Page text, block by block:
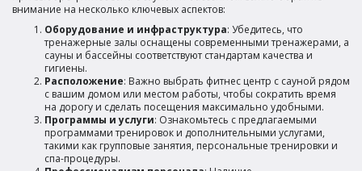
внимание на несколько ключевых аспектов:
Оборудование и инфраструктура: Убедитесь, что
тренажерные залы оснащены современными тренажерами, а
сауны и бассейны соответствуют стандартам качества и
гигиены.
Расположение: Важно выбрать фитнес центр с сауной рядом
с вашим домом или местом работы, чтобы сократить время
на дорогу и сделать посещения максимально удобными.
Программы и услуги: Ознакомьтесь с предлагаемыми
программами тренировок и дополнительными услугами,
такими как групповые занятия, персональные тренировки и
спа-процедуры.